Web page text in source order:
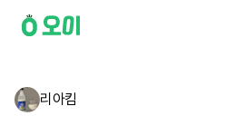
리아킴